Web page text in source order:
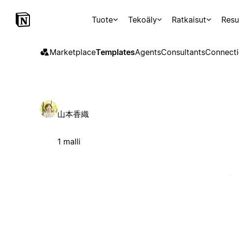
Tuote Tekoäly Ratkaisut
MarketplaceTemplatesAgentsConsultants
山本香織
1 malli